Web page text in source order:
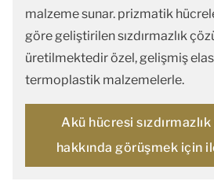
malzeme sunar. prizmatik
göre geliştirilen sızdırmazlık
üretilmektedir özel, gelişmiş
termoplastik malzemelerle.
Akü hücresi
hakkında görüşmek için